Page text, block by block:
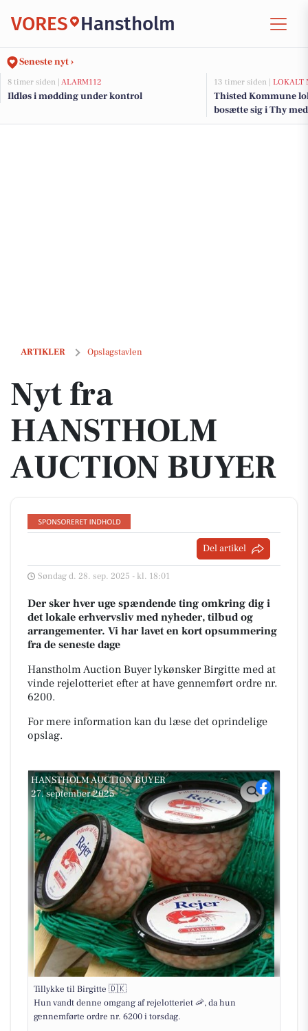
VORES Hanstholm
Seneste nyt ›
8 timer siden | ALARM112
Ildløs i mødding under kontrol
13 timer siden | LOKALT
Thisted Kommune
bosætte sig i Thy
tilflytterguide
ARTIKLER Opslagstavlen
Nyt fra HANSTHOLM AUCTION BUYER
Nyt fra
HANSTHOLM
AUCTION BUYER
Del artikel
Søndag d. 28. sep. 2025 - kl. 18:01
Der sker hver uge spændende ting omkring dig i
det lokale erhvervsliv med nyheder, tilbud og
arrangementer. Vi har lavet en kort opsummering
fra de seneste dage
Hanstholm Auction Buyer lykønsker Birgitte med at
vinde rejelotteriet efter at have gennemført ordre nr.
6200.
For mere information kan du læse det oprindelige
opslag.
HANSTHOLM AUCTION BUYER
27. september 2025
Tillykke til Birgitte 🇩🇰
Hun vandt denne omgang af rejelotteriet 🦐, da hun
gennemførte ordre nr. 6200 i torsdag.